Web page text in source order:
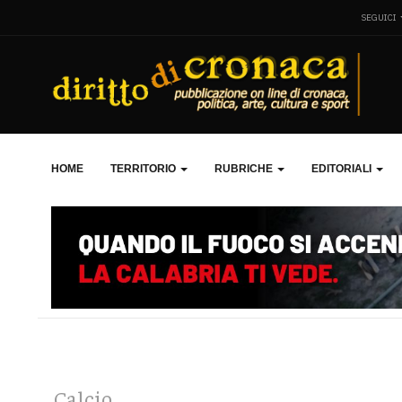
SEGUICI
HOME TERRITORIO RUBRICHE EDITORIALI